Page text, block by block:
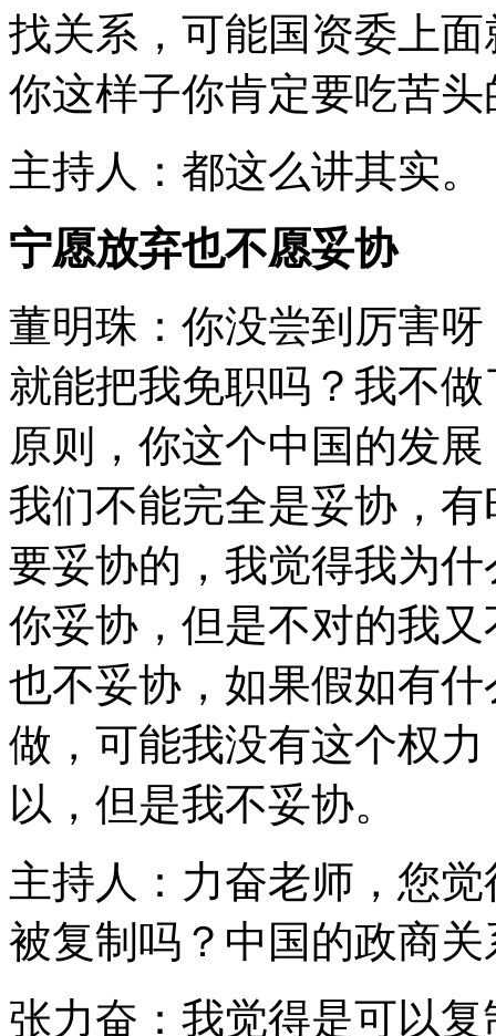
找关系，可能国资委上
你这样子你肯定要吃苦头
主持人：都这么讲其实。
宁愿放弃也不愿妥协
董明珠：你没尝到厉害
就能把我免职吗？我不
原则，你这个中国的发
我们不能完全是妥协，
要妥协的，我觉得我为
你妥协，但是不对的我
也不妥协，如果假如有
做，可能我没有这个权
以，但是我不妥协。
主持人：力奋老师，您
被复制吗？中国的政商
张力奋：我觉得是可以